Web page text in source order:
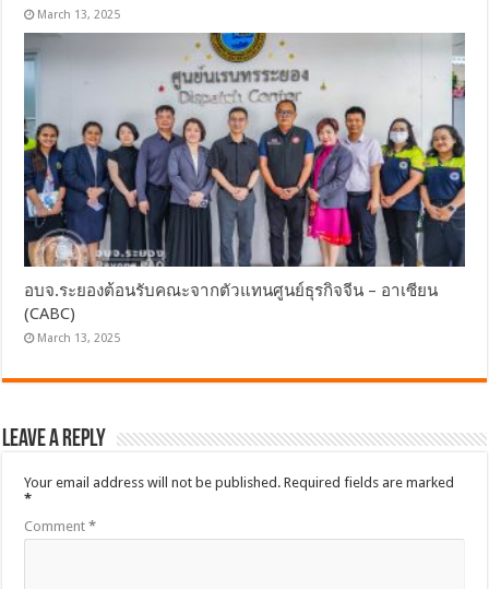
March 13, 2025
อบจ.ระยองต้อนรับคณะจากตัวแทนศูนย์ธุรกิจจีน – อาเซียน
(CABC)
March 13, 2025
Leave a Reply
Your email address will not be published. Required fields are marked
*
Comment*